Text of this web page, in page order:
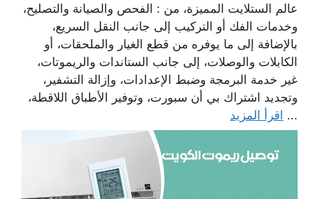
عالم الستلايت المميزة، من : الفحص والصيانة والتصليح،
وخدمات الفك أو التركيب إلى جانب النقل السريع،
بالإضافة إلى ما يوفره من قطع الغيار والملحقات، أو
الكابلات والوصلات، إلى جانب الستاندات والريموتات،
غير خدمة البرمجة وضبط الإعدادات، وإزالة التشفير،
وتجديد اشتراك بي أن سبورت، وتوفير الأطباق اللاقطة،
... اقرأ المزيد